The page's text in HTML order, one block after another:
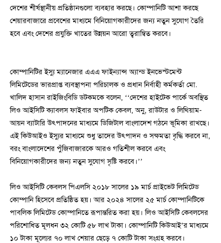
দেশের শীর্ষস্থানীয় প্রতিষ্ঠানগুলো ব্যবহার করছে। কোম্পানিটি আশা করছে
শেয়ারবাজারে প্রবেশের মাধ্যমে বিনিয়োগকারীদের জন্য নতুন সুযোগ তৈরি
হবে এবং দেশের প্রযুক্তি খাতের উন্নয়ন আরো ত্বরান্বিত করবে।
কোম্পানিটির ইস্যু ম্যানেজার এএএ ফাইন্যান্স অ্যান্ড ইনভেস্টমেন্ট
লিমিটেডের ভারপ্রাপ্ত ব্যবস্থাপনা পরিচালক ও প্রধান নির্বাহী কর্মকর্তা মো.
খালিদ হাসান রাইজিংবিডি ডটকমকে বলেন, ‘‘দেশের হাইটেক পার্কে অবস্থিত
লিও আইসিটি ক্যাবলস ফাইবার অপটিক কেবল, অনু, রাউটার ও লিথিয়াম-
আয়ন ব্যাটারি উৎপাদনের মাধ্যমে ডিজিটাল বাংলাদেশ গঠনে ভূমিকা রাখছে।
এই কিউআইও ইস্যুর মাধ্যমে শুধু তাদের উৎপাদন ও সক্ষমতা বৃদ্ধি করবে না,
বরং বাংলাদেশের পুঁজিবাজারকে আরও গতিশীল করবে এবং
বিনিয়োগকারীদের জন্য নতুন সুযোগ সৃষ্টি করবে।’’
লিও আইসিটি কেবলস পিএলসি ২০১৮ সালের ১৯ মার্চ প্রাইভেট লিমিটেড
কোম্পানি হিসেবে প্রতিষ্ঠিত হয়। আর ২০২৪ সালের ২৫ মার্চ কোম্পানিটিকে
পাবলিক লিমিটেড কোম্পানিতে রূপান্তরিত করা হয়। লিও আইসিটি কেবলসের
পরিশোধিত মূলধন ৩২ কোটি ৫৮ লাখ টাকা। কোম্পানিটি কিউআই’র মাধ্যমে
১০ টাকা মূল্যের ৭০ লাখ শেয়ার ছেড়ে ৭ কোটি টাকা সংগ্রহ করবে।